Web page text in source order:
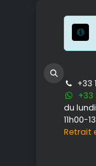
+33
du
11h00-
Retrait